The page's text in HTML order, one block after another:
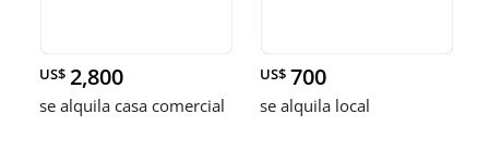
US$ 2,800
se alquila casa comercial
US$ 700
se alquila local